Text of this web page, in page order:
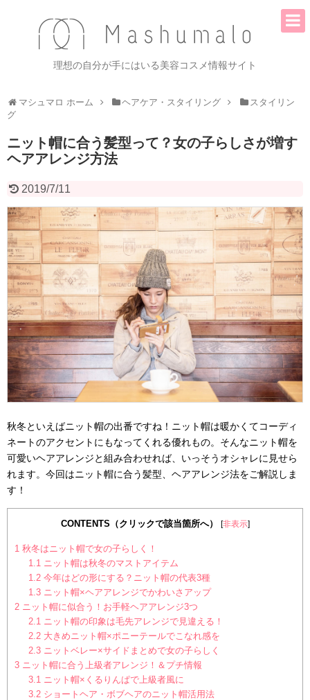
理想の自分が手にはいる美容コスメ情報サイト
マシュマロ ホーム ヘアケア・スタイリング
スタイリン
グ
ニット帽に合う髪型って？女の子らしさが増す
ヘアアレンジ方法
2019/7/11
秋冬といえばニット帽の出番ですね！ニット帽は暖かくてコーディ
ネートのアクセントにもなってくれる優れもの。そんなニット帽を
可愛いヘアアレンジと組み合わせれば、いっそうオシャレに見せら
れます。今回はニット帽に合う髪型、ヘアアレンジ法をご解説しま
す！
CONTENTS（クリックで該当箇所へ） [非表示]
1 秋冬はニット帽で女の子らしく！
1.1 ニット帽は秋冬のマストアイテム
1.2今年はどの形にする？ニット帽の代表3種
1.3ニット帽×ヘアアレンジでかわいさアップ
2 ニット帽に似合う！お手軽ヘアアレンジ3つ
2.1 ニット帽の印象は毛先アレンジで見違える！
2.2大きめニット帽×ポニーテールでこなれ感を
2.3ニットベレー×サイドまとめで女の子らしく
3 ニット帽に合う上級者アレンジ！＆プチ情報
3.1 ニット帽×くるりんぱで上級者風に
3.2ショートヘア・ボブヘアのニット帽活用法